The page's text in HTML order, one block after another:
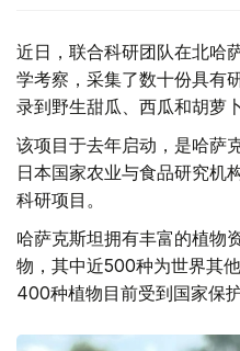
近日，联合科研团队在北哈
学考察，采集了数十份具有
录到野生甜瓜、西瓜和胡萝
该项目于去年启动，是哈萨
日本国家农业与食品研究机
科研项目。
哈萨克斯坦拥有丰富的植物
物，其中近500种为世界其
400种植物目前受到国家保护